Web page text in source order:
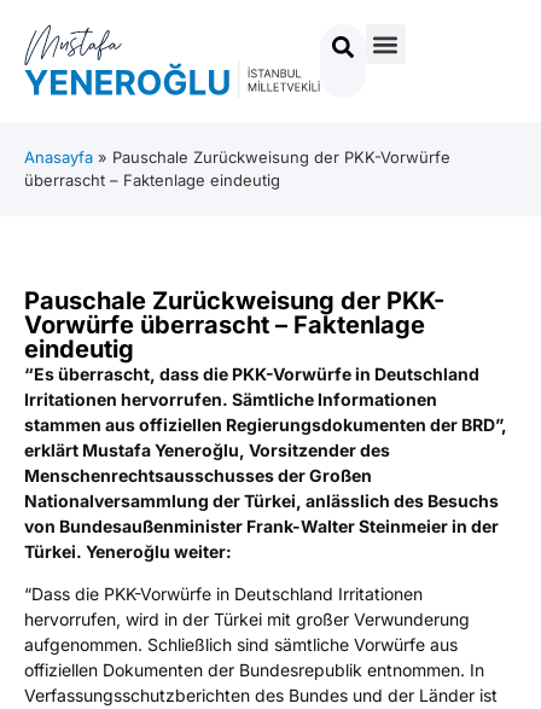
Anasayfa » Pauschale Zurückweisung der PKK-Vorwürfe
überrascht – Faktenlage eindeutig
Pauschale Zurückweisung der PKK-
Vorwürfe überrascht – Faktenlage
eindeutig
“Es überrascht, dass die PKK-Vorwürfe in Deutschland
Irritationen hervorrufen. Sämtliche Informationen
stammen aus offiziellen Regierungsdokumenten der BRD”,
erklärt Mustafa Yeneroğlu, Vorsitzender des
Menschenrechtsausschusses der Großen
Nationalversammlung der Türkei, anlässlich des Besuchs
von Bundesaußenminister Frank-Walter Steinmeier in der
Türkei. Yeneroğlu weiter:
“Dass die PKK-Vorwürfe in Deutschland Irritationen
hervorrufen, wird in der Türkei mit großer Verwunderung
aufgenommen. Schließlich sind sämtliche Vorwürfe aus
offiziellen Dokumenten der Bundesrepublik entnommen. In
Verfassungsschutzberichten des Bundes und der Länder ist